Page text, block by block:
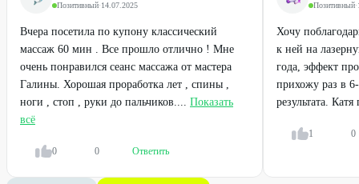
Позитивный·14.07.2025
Вчера посетила по купону классический
массаж 60 мин . Все прошло отлично ! Мне
очень понравился сеанс массажа от мастера
Галины. Хорошая проработка лет , спины ,
ноги , стоп , руки до пальчиков.... Показать
всё
0 0 Ответить
Позитивный·
Хочу
к ней на
года, эффект
прихожу раз в
результата.
1 0